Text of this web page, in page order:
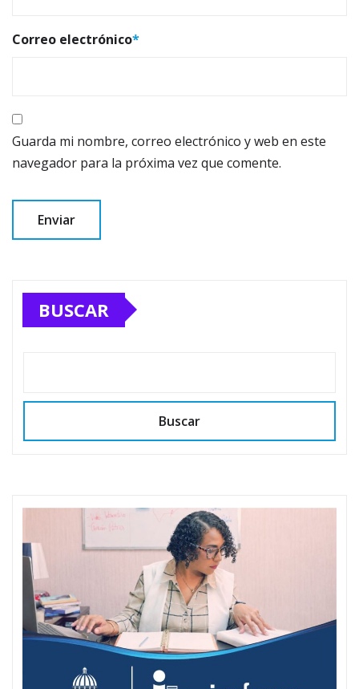
Correo electrónico*
Guarda mi nombre, correo electrónico y web en este
navegador para la próxima vez que comente.
BUSCAR
Buscar